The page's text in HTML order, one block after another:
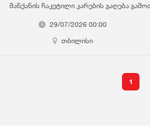
მანქანის ჩაკეტილი კარების გაღება
29/07/2026 00:00
თბილისი
1